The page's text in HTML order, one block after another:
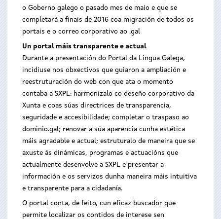
o Goberno galego o pasado mes de maio e que se
completará a finais de 2016 coa migración de todos os
portais e o correo corporativo ao .gal
Un portal máis transparente e actual
Durante a presentación do Portal da Lingua Galega,
incidiuse nos obxectivos que guiaron a ampliación e
reestruturación do web con que ata o momento
contaba a SXPL: harmonizalo co deseño corporativo da
Xunta e coas súas directrices de transparencia,
seguridade e accesibilidade; completar o traspaso ao
dominio.gal; renovar a súa aparencia cunha estética
máis agradable e actual; estruturalo de maneira que se
axuste ás dinámicas, programas e actuacións que
actualmente desenvolve a SXPL e presentar a
información e os servizos dunha maneira máis intuitiva
e transparente para a cidadanía.
O portal conta, de feito, cun eficaz buscador que
permite localizar os contidos de interese sen